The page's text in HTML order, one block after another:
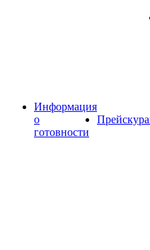
Информация
о
готовности